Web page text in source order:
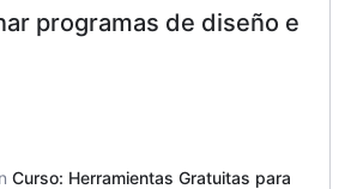
programas de diseño e
Curso: Herramientas Gratuitas para